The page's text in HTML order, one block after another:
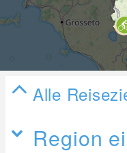
Alle
Region